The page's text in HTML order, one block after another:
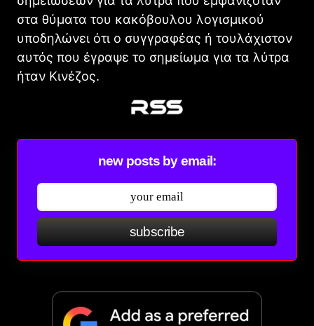
στα θύματα του κακόβουλου λογισμικού
υποδηλώνει ότι ο συγγραφέας ή τουλάχιστον
αυτός που έγραψε το σημείωμα για τα λύτρα
ήταν Κινέζος.
new posts by email:
subscribe